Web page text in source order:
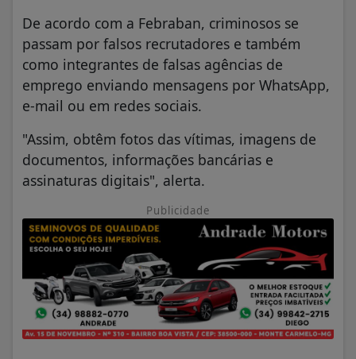
De acordo com a Febraban, criminosos se
passam por falsos recrutadores e também
como integrantes de falsas agências de
emprego enviando mensagens por WhatsApp,
e-mail ou em redes sociais.
"Assim, obtêm fotos das vítimas, imagens de
documentos, informações bancárias e
assinaturas digitais", alerta.
Publicidade